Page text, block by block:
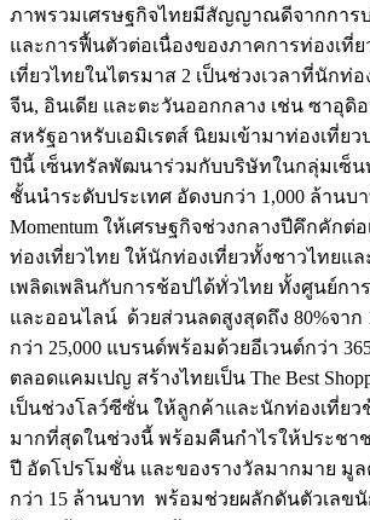
ภาพรวมเศรษฐกิจไทยมีสัญญาณดีจากการ
และการฟื้นตัวต่อเนื่องของภาคการท่องเที่
เที่ยวไทยในไตรมาส 2 เป็นช่วงเวลาที่นักท่อ
จีน, อินเดีย และตะวันออกกลาง เช่น ซาอุดิอ
สหรัฐอาหรับเอมิเรตส์ นิยมเข้ามาท่องเที่ยว
ปีนี้ เซ็นทรัลพัฒนาร่วมกับบริษัทในกลุ่มเซ็
ชั้นนำระดับประเทศ อัดงบกว่า 1,000 ล้านบ
Momentum ให้เศรษฐกิจช่วงกลางปีคึกคักต่
ท่องเที่ยวไทย ให้นักท่องเที่ยวทั้งชาวไทยแ
เพลิดเพลินกับการช้อปได้ทั่วไทย ทั้งศูนย์กา
และออนไลน์ ด้วยส่วนลดสูงสุดถึง 80%จาก
กว่า 25,000 แบรนด์พร้อมด้วยอีเวนต์กว่า
ตลอดแคมเปญ สร้างไทยเป็น The Best
เป็นช่วงโลว์ซีซั่น ให้ลูกค้าและนักท่องเที่ย
มากที่สุดในช่วงนี้ พร้อมคืนกำไรให้ประชา
ปี อัดโปรโมชั่น และของรางวัลมากมาย มู
กว่า 15 ล้านบาท พร้อมช่วยผลักดันตัวเลข